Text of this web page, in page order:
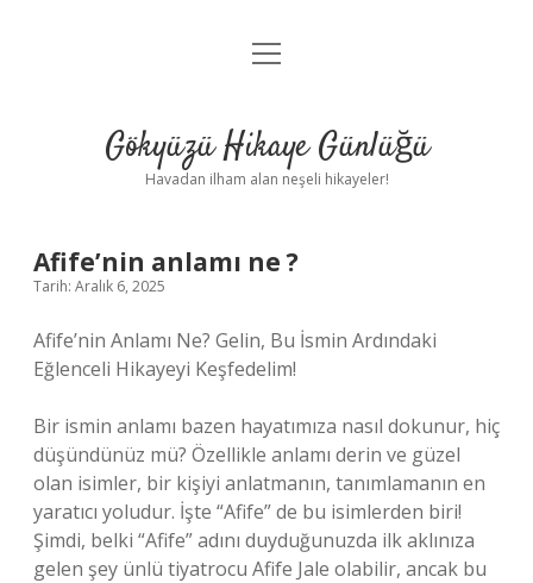
Anasayfa
Yasal Uyarı
menüyü
Gökyüzü Hikaye Günlüğü
Havadan ilham alan neşeli hikayeler!
Afife’nin anlamı ne ?
Tarih: Aralık 6, 2025
Afife’nin Anlamı Ne? Gelin, Bu İsmin Ardındaki
Eğlenceli Hikayeyi Keşfedelim!
Bir ismin anlamı bazen hayatımıza nasıl dokunur, hiç
düşündünüz mü? Özellikle anlamı derin ve güzel
olan isimler, bir kişiyi anlatmanın, tanımlamanın en
yaratıcı yoludur. İşte “Afife” de bu isimlerden biri!
Şimdi, belki “Afife” adını duyduğunuzda ilk aklınıza
gelen şey ünlü tiyatrocu Afife Jale olabilir, ancak bu